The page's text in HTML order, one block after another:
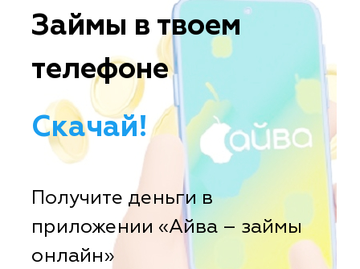
Займы в твоем
телефоне
Скачай!
Получите деньги в
приложении «Айва – займы
онлайн»